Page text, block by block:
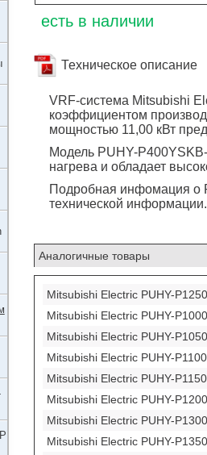
есть в наличии
Техническое описание
VRF-система Mitsubishi
коэффициентом
мощностью 11,00 кВт
Модель PUHY-
нагрева и обладает
Подробная инфомация о
технической информации.
Аналогичные товары
Mitsubishi Electric PUHY-
Mitsubishi Electric PUHY-
Mitsubishi Electric PUHY-
Mitsubishi Electric PUHY-
Mitsubishi Electric PUHY-
Mitsubishi Electric PUHY-
Mitsubishi Electric PUHY-
Mitsubishi Electric PUHY-